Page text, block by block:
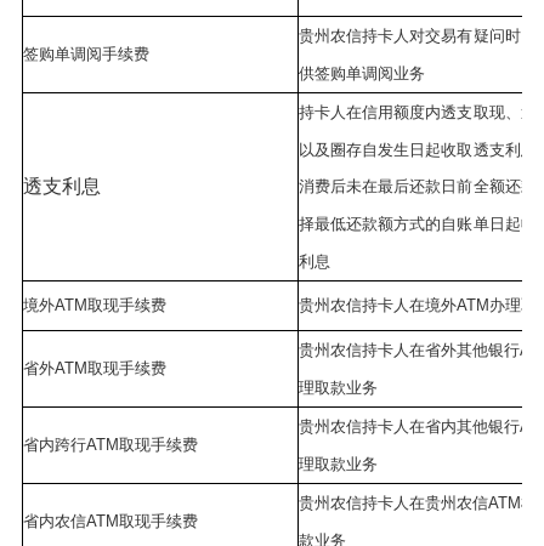
签购单调阅手续费
贵州农信持卡人对交易有疑问时，
供签购单调阅业务
透支利息
持卡人在信用额度内透支取现、透
以及圈存自发生日起收取透支利息
消费后未在最后还款日前全额还款
择最低还款额方式的自账单日起收
利息
境外ATM取现手续费 贵州农信持卡人在境外ATM办理取
省外ATM取现手续费
贵州农信持卡人在省外其他银行
理取款业务
省内跨行ATM取现手续费
贵州农信持卡人在省内其他银行
理取款业务
省内农信ATM取现手续费
贵州农信持卡人在贵州农信ATM机
款业务